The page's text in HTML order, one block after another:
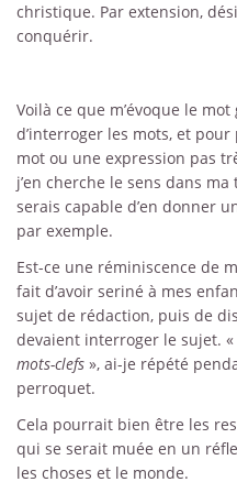
christique. Par extension,
conquérir.
Voilà ce que m’évoque le
d’interroger les mots, et
mot ou une expression pas
j’en cherche le sens dans
serais capable d’en donner
par exemple.
Est-ce une réminiscence de
fait d’avoir seriné à mes
sujet de rédaction, puis de
devaient interroger le sujet. «
mots-clefs », ai-je répété
perroquet.
Cela pourrait bien être les
qui se serait muée en un
les choses et le monde.